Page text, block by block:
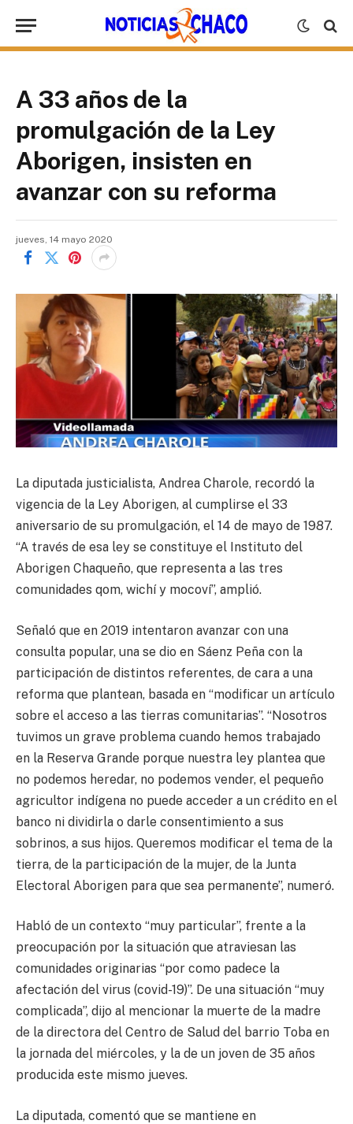
A 33 años de la
promulgación de la Ley
Aborigen, insisten en
avanzar con su reforma
jueves, 14 mayo 2020
La diputada justicialista, Andrea Charole, recordó la
vigencia de la Ley Aborigen, al cumplirse el 33
aniversario de su promulgación, el 14 de mayo de 1987.
“A través de esa ley se constituye el Instituto del
Aborigen Chaqueño, que representa a las tres
comunidades qom, wichí y mocoví”, amplió.
Señaló que en 2019 intentaron avanzar con una
consulta popular, una se dio en Sáenz Peña con la
participación de distintos referentes, de cara a una
reforma que plantean, basada en “modificar un artículo
sobre el acceso a las tierras comunitarias”. “Nosotros
tuvimos un grave problema cuando hemos trabajado
en la Reserva Grande porque nuestra ley plantea que
no podemos heredar, no podemos vender, el pequeño
agricultor indígena no puede acceder a un crédito en el
banco ni dividirla o darle consentimiento a sus
sobrinos, a sus hijos. Queremos modificar el tema de la
tierra, de la participación de la mujer, de la Junta
Electoral Aborigen para que sea permanente”, numeró.
Habló de un contexto “muy particular”, frente a la
preocupación por la situación que atraviesan las
comunidades originarias “por como padece la
afectación del virus (covid-19)”. De una situación “muy
complicada”, dijo al mencionar la muerte de la madre
de la directora del Centro de Salud del barrio Toba en
la jornada del miércoles, y la de un joven de 35 años
producida este mismo jueves.
La diputada, comentó que se mantiene en